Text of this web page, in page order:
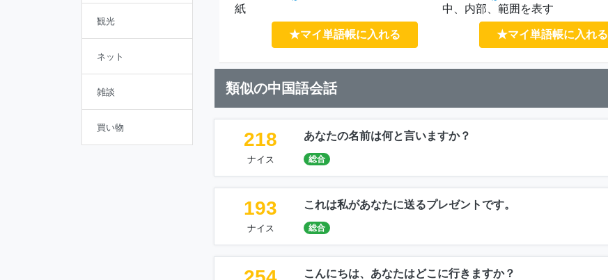
観光
ネット
雑談
買い物
紙
★マイ単語帳に入れる
中、内部、範囲を表す
★マイ単語帳に入れる
類似の中国語会話
218
ナイス
あなたの名前は何と言いますか？
総合
193
ナイス
これは私があなたに送るプレゼントです。
総合
こんにちは、あなたはどこに行きますか？